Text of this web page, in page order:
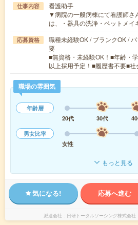
仕事内容
看護助手
▼病院の一般病棟にて看護師さ
は、・器具の洗浄・ベットメ
応募資格
職種未経験OK / ブランクOK /
要
■無資格・未経験OK！■年齢・
以上採用予定！■履歴書不要■
職場の雰囲気
年齢層
20代
30代
男女比率
女性
もっと見る
気になる! 応募へ進む
派遣会社 日研トータルソーシング株式会